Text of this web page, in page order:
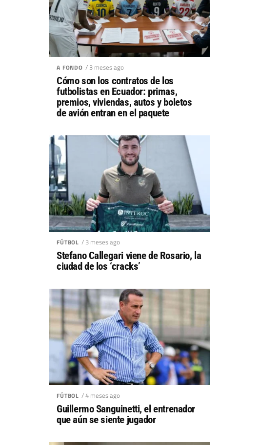
A FONDO / 3 meses ago
Cómo son los contratos de los
futbolistas en Ecuador: primas,
premios, viviendas, autos y boletos
de avión entran en el paquete
FÚTBOL / 3 meses ago
Stefano Callegari viene de Rosario, la
ciudad de los ‘cracks’
FÚTBOL / 4 meses ago
Guillermo Sanguinetti, el entrenador
que aún se siente jugador